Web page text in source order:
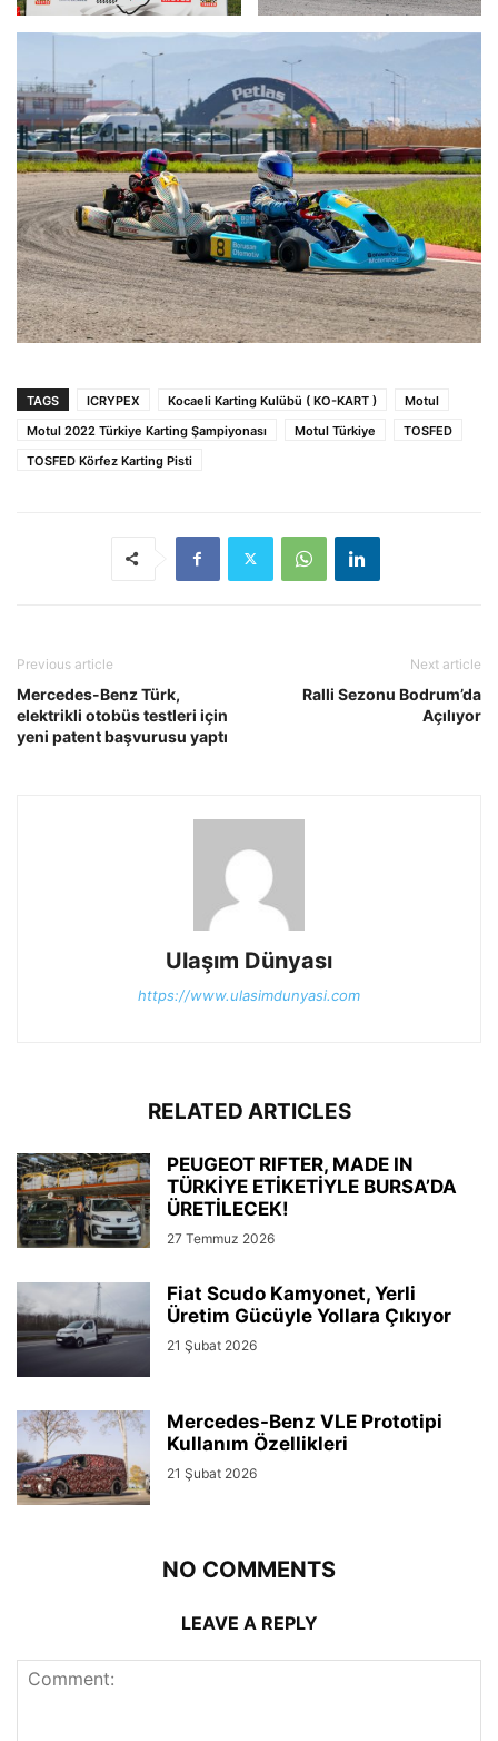
TAGS ICRYPEX Kocaeli Karting Kulübü ( KO-KART )
Motul
Motul 2022 Türkiye Karting Şampiyonası
Motul Türkiye
TOSFED
TOSFED Körfez Karting Pisti
Previous article
Mercedes-Benz Türk,
elektrikli otobüs testleri için
yeni patent başvurusu yaptı
Next article
Ralli Sezonu Bodrum’da
Açılıyor
Ulaşım Dünyası
https://www.ulasimdunyasi.com
RELATED ARTICLES
PEUGEOT RIFTER, MADE IN
TÜRKİYE ETİKETİYLE BURSA’DA
ÜRETİLECEK!
27 Temmuz 2026
Fiat Scudo Kamyonet, Yerli
Üretim Gücüyle Yollara Çıkıyor
21 Şubat 2026
Mercedes-Benz VLE Prototipi
Kullanım Özellikleri
21 Şubat 2026
NO COMMENTS
LEAVE A REPLY